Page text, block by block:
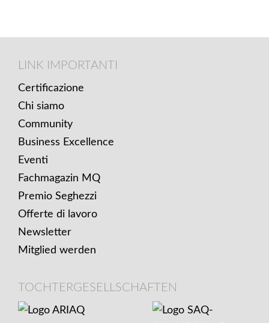
LINK
LINK IMPORTANTI
Certificazione
Chi siamo
Community
Business Excellence
Eventi
Fachmagazin MQ
Premio Seghezzi
Offerte di lavoro
Newsletter
Mitglied werden
TOCHTERGESELLSCHAFTEN